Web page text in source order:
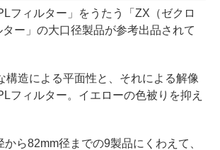
フィルター」をうたう「ZX（ゼクロ
ー」の大口径製品が参考出品されて
構造による平面性と、それによる解像
フィルター。イエローの色被りを抑え
から82mm径までの9製品にくわえて、